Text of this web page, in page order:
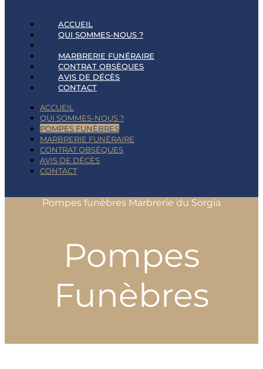
ACCUEIL
QUI SOMMES-NOUS ?
MARBRERIE FUNÉRAIRE
CONTRAT OBSÈQUES
AVIS DE DÉCÈS
CONTACT
ACCUEIL
QUI SOMMES-NOUS ?
POMPES FUNÈBRES
MARBRERIE FUNÉRAIRE
CONTRAT OBSÈQUES
AVIS DE DÉCÈS
CONTACT
Pompes funèbres Marbrerie du Sorgia
Pompes
Funèbres